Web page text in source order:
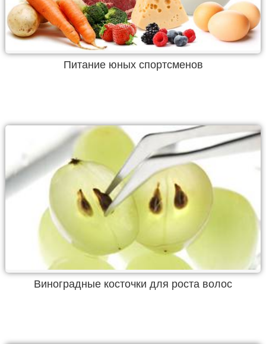
Питание юных спортсменов
Виноградные косточки для роста волос